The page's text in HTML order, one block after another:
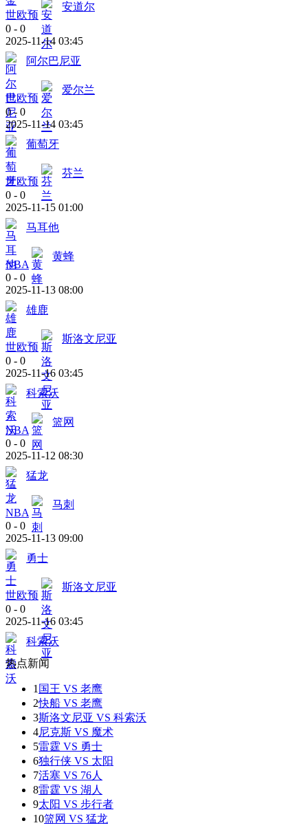
世欧预
安道尔
0 - 0
2025-11-14 03:45
阿尔巴尼亚
世欧预
爱尔兰
0 - 0
2025-11-14 03:45
葡萄牙
世欧预
芬兰
0 - 0
2025-11-15 01:00
马耳他
NBA
黄蜂
0 - 0
2025-11-13 08:00
雄鹿
世欧预
斯洛文尼亚
0 - 0
2025-11-16 03:45
科索沃
NBA
篮网
0 - 0
2025-11-12 08:30
猛龙
NBA
马刺
0 - 0
2025-11-13 09:00
勇士
世欧预
斯洛文尼亚
0 - 0
2025-11-16 03:45
科索沃
热点新闻
1 国王 VS 老鹰
2快船 VS 老鹰
3斯洛文尼亚 VS 科索沃
4尼克斯 VS 魔术
5雷霆 VS 勇士
6独行侠 VS 太阳
7活塞 VS 76人
8雷霆 VS 湖人
9太阳 VS 步行者
10篮网 VS 猛龙